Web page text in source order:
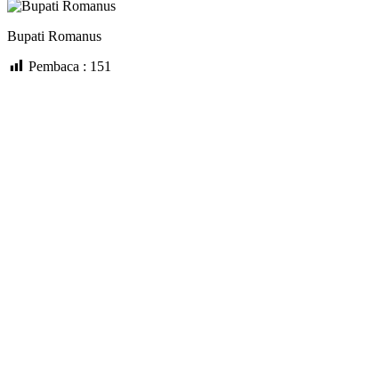
Bupati Romanus
Pembaca : 151